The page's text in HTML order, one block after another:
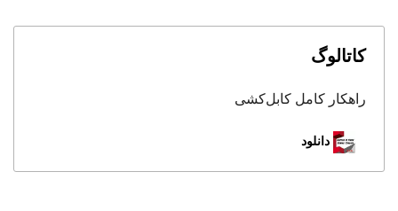
کاتالوگ
راهکار کامل کابل‌کشی
دانلود